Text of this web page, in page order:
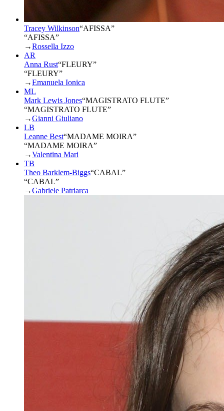
Tracey Wilkinson“AFISSA”
“AFISSA”
→Rossella Izzo
AR
Anna Rust“FLEURY”
“FLEURY”
→Emanuela Ionica
ML
Mark Lewis Jones“MAGISTRATO FLUTE”
“MAGISTRATO FLUTE”
→Gianni Giuliano
LB
Leanne Best“MADAME MOIRA”
“MADAME MOIRA”
→Valentina Mari
TB
Theo Barklem-Biggs“CABAL”
“CABAL”
→Gabriele Patriarca